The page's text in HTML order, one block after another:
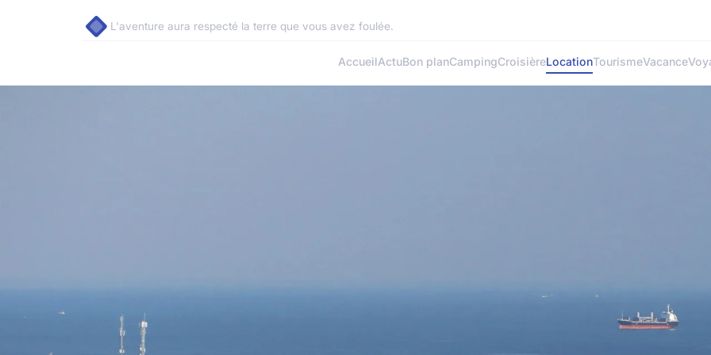
L'aventure aura respecté la terre que vous avez foulée.
AccueilActuBon planCampingCroisièreLocationTourismeVacance